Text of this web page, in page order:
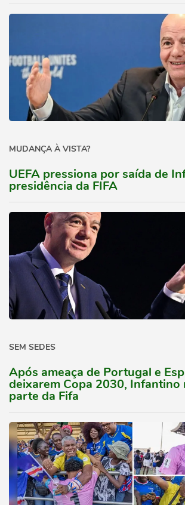
MUDANÇA À VISTA?
UEFA pressiona por saída de
presidência da FIFA
SEM SEDES
Após ameaça de Portugal e
deixarem Copa 2030, Infantino
parte da Fifa